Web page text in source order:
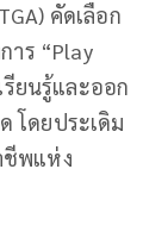
คัดเลือก
าร “Play
รียนรู้และออก
โดยประเดิม
ชีพแห่ง